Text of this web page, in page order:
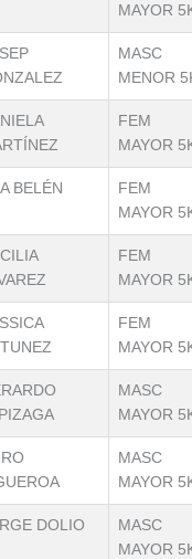
MAYOR
MASC
MENOR
FEM
MAYOR
BELÉN
FEM
MAYOR
FEM
MAYOR
FEM
MAYOR
MASC
MAYOR
MASC
MAYOR
DOLIO
MASC
MAYOR